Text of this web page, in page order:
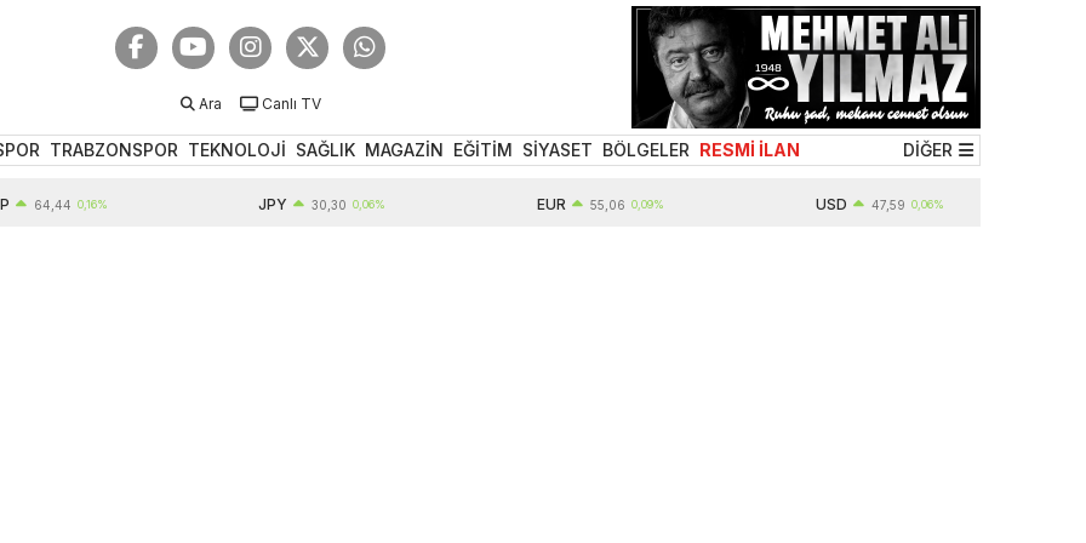
Ara Canlı TV
TRABZONSPOR TEKNOLOJİ SAĞLIK MAGAZİN EĞİTİM SİYASET BÖLGELER RESMİ İLAN DİĞER
0,16% 30,30 0,06% 55,06 0,09% 47,59 0,06%